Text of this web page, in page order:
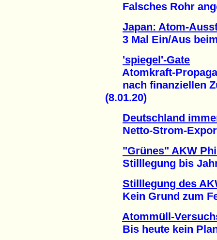
Falsches Rohr
Japan: Atom-
3 Mal Ein/Aus beim
'spiegel'-Gate
Atomkraft-
nach finanziellen
(8.01.20)
Deutschland
Netto-Strom-
"Grünes" AKW
Stilllegung bis
Stilllegung des
Kein Grund zum
Atommüll-
Bis heute kein Plan